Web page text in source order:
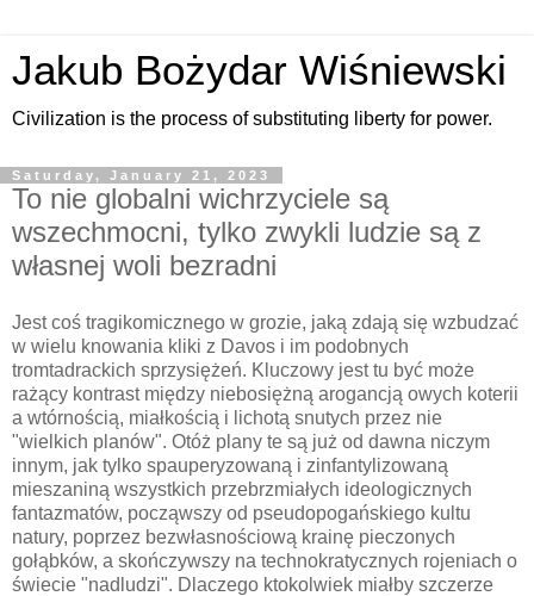
Jakub Bożydar Wiśniewski
Civilization is the process of substituting liberty for power.
Saturday, January 21, 2023
To nie globalni wichrzyciele są
wszechmocni, tylko zwykli ludzie są z
własnej woli bezradni
Jest coś tragikomicznego w grozie, jaką zdają się wzbudzać
w wielu knowania kliki z Davos i im podobnych
tromtadrackich sprzysiężeń. Kluczowy jest tu być może
rażący kontrast między niebosiężną arogancją owych koterii
a wtórnością, miałkością i lichotą snutych przez nie
"wielkich planów". Otóż plany te są już od dawna niczym
innym, jak tylko spauperyzowaną i zinfantylizowaną
mieszaniną wszystkich przebrzmiałych ideologicznych
fantazmatów, począwszy od pseudopogańskiego kultu
natury, poprzez bezwłasnościową krainę pieczonych
gołąbków, a skończywszy na technokratycznych rojeniach o
świecie "nadludzi". Dlaczego ktokolwiek miałby szczerze